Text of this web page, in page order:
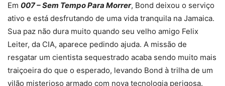
Em 007 – Sem Tempo Para Morrer, Bond deixou o serviço
ativo e está desfrutando de uma vida tranquila na Jamaica.
Sua paz não dura muito quando seu velho amigo Felix
Leiter, da CIA, aparece pedindo ajuda. A missão de
resgatar um cientista sequestrado acaba sendo muito mais
traiçoeira do que o esperado, levando Bond à trilha de um
vilão misterioso armado com nova tecnologia perigosa.